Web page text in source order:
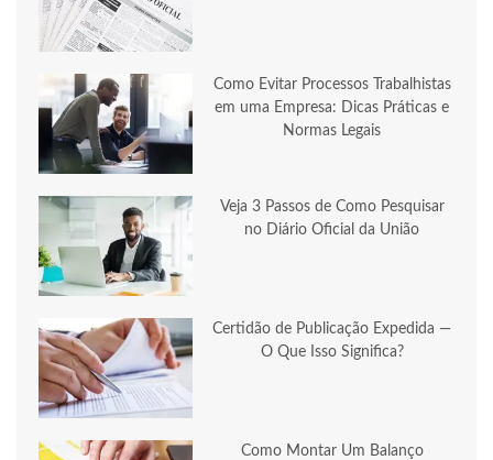
Como Evitar Processos Trabalhistas
em uma Empresa: Dicas Práticas e
Normas Legais
Veja 3 Passos de Como Pesquisar
no Diário Oficial da União
Certidão de Publicação Expedida —
O Que Isso Significa?
Como Montar Um Balanço